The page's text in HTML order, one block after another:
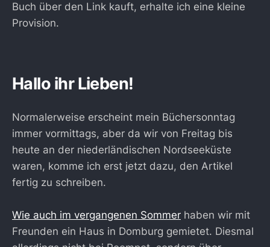
Buch über den Link kauft, erhalte ich eine kleine
Provision.
Hallo ihr Lieben!
Normalerweise erscheint mein Büchersonntag
immer vormittags, aber da wir von Freitag bis
heute an der niederländischen Nordseeküste
waren, komme ich erst jetzt dazu, den Artikel
fertig zu schreiben.
Wie auch im vergangenen Sommer haben wir mit
Freunden ein Haus in Domburg gemietet. Diesmal